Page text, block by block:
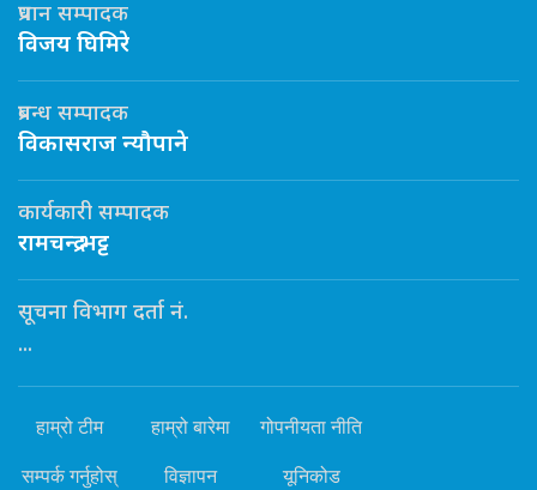
प्रधान सम्पादक
विजय घिमिरे
प्रबन्ध सम्पादक
विकासराज न्यौपाने
कार्यकारी सम्पादक
रामचन्द्र भट्ट
सूचना विभाग दर्ता नं.
...
हाम्रो टीम हाम्रो बारेमा गोपनीयता नीति
सम्पर्क गर्नुहोस् विज्ञापन यूनिकोड